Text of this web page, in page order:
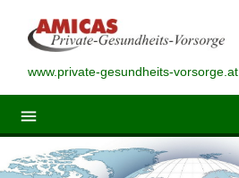
www.private-gesundheits-vorsorge.at
menu